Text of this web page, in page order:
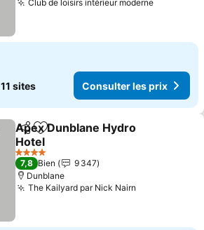
Club de loisirs intérieur moderne
11 sites Consulter les prix
PartagerAjouter à mes favoris
Apex Dunblane Hydro
Hotel
Consulter les prix
4 Étoiles
7,8 Bien
9 347
Dunblane
The Kailyard par Nick Nairn